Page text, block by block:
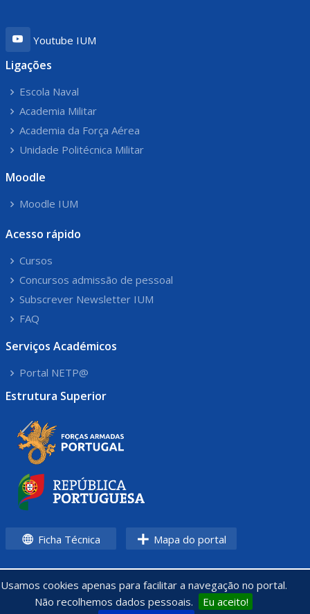
Usamos cookies apenas para facilitar a navegação no portal.
Não recolhemos dados pessoais.
Eu aceito!
Youtube IUM
Ligações
Escola Naval
Academia Militar
Academia da Força Aérea
Unidade Politécnica Militar
Moodle
Moodle IUM
Acesso rápido
Cursos
Concursos admissão de pessoal
Subscrever Newsletter IUM
FAQ
Serviços Académicos
Portal NETP@
Estrutura Superior
Ficha Técnica Mapa do portal